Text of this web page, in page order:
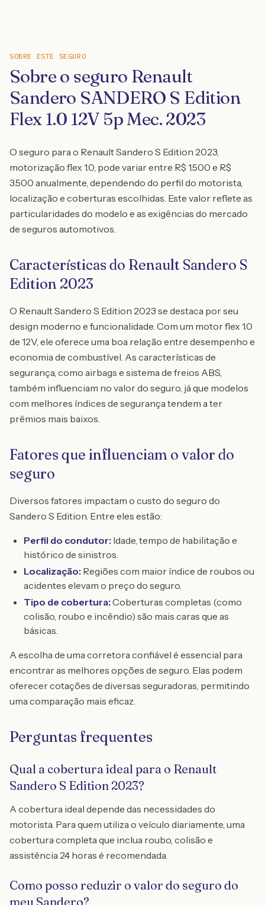
SOBRE ESTE SEGURO
Sobre o seguro Renault
Sandero SANDERO S Edition
Flex 1.0 12V 5p Mec. 2023
O seguro para o Renault Sandero S Edition 2023,
motorização flex 1.0, pode variar entre R$ 1.500 e R$
3.500 anualmente, dependendo do perfil do motorista,
localização e coberturas escolhidas. Este valor reflete as
particularidades do modelo e as exigências do mercado
de seguros automotivos.
Características do Renault Sandero S
Edition 2023
O Renault Sandero S Edition 2023 se destaca por seu
design moderno e funcionalidade. Com um motor flex 1.0
de 12V, ele oferece uma boa relação entre desempenho e
economia de combustível. As características de
segurança, como airbags e sistema de freios ABS,
também influenciam no valor do seguro, já que modelos
com melhores índices de segurança tendem a ter
prêmios mais baixos.
Fatores que influenciam o valor do
seguro
Diversos fatores impactam o custo do seguro do
Sandero S Edition. Entre eles estão:
Perfil do condutor: Idade, tempo de habilitação e
histórico de sinistros.
Localização: Regiões com maior índice de roubos ou
acidentes elevam o preço do seguro.
Tipo de cobertura: Coberturas completas (como
colisão, roubo e incêndio) são mais caras que as
básicas.
A escolha de uma corretora confiável é essencial para
encontrar as melhores opções de seguro. Elas podem
oferecer cotações de diversas seguradoras, permitindo
uma comparação mais eficaz.
Perguntas frequentes
Qual a cobertura ideal para o Renault
Sandero S Edition 2023?
A cobertura ideal depende das necessidades do
motorista. Para quem utiliza o veículo diariamente, uma
cobertura completa que inclua roubo, colisão e
assistência 24 horas é recomendada.
Como posso reduzir o valor do seguro do
meu Sandero?